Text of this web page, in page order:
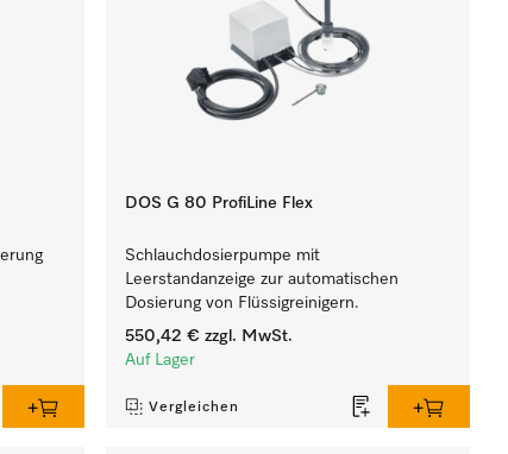
DOS G 80 ProfiLine Flex
Schlauchdosierpumpe mit
Leerstandanzeige zur automatischen
Dosierung von Flüssigreinigern.
550,42 € zzgl. MwSt.
Auf Lager
Vergleichen